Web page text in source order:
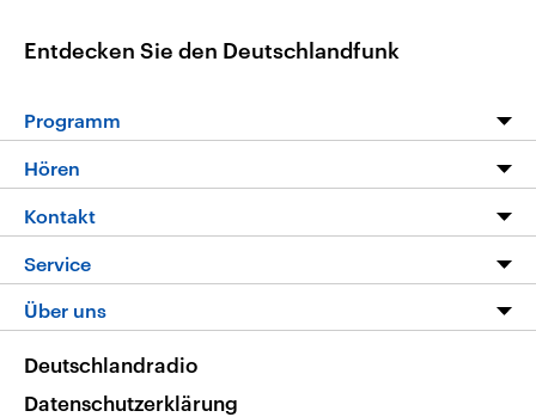
Entdecken Sie den Deutschlandfunk
Programm
Die Nachrichten
Nachrichtenleicht
Neue Beiträge auf dlf.de
Hören
Livestream
Podcasts
Deutschlandfunk App
Nachrichten App
Frequenzen
Kontakt
Service
FAQ
Veranstaltungen
Über uns
Deutschlandradio
Datenschutzerklärung